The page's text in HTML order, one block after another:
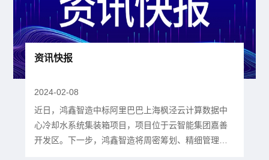
生产效率，提升产品精度，取...
资讯快报
2024-02-08
近日，鸿鑫智造中标阿里巴巴上海枫泾云计算数据中
心冷却水系统集装箱项目，项目位于云智能集团嘉善
开发区。下一步，鸿鑫智造将周密筹划、精细管理，